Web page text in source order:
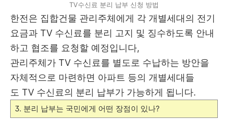
TV수신료 분리 납부 신청 방법
한전은 집합건물 관리주체에게 각 개별세대의 전기
요금과 TV 수신료를 분리 고지 및 징수하도록 안내
하고 협조를 요청할 예정입니다,
관리주체가 TV 수신료를 별도로 수납하는 방안을
자체적으로 마련하면 아파트 등의 개별세대들
도 TV 수신료의 분리 납부가 가능하게 됩니다.
3. 분리 납부는 국민에게 어떤 장점이 있나?